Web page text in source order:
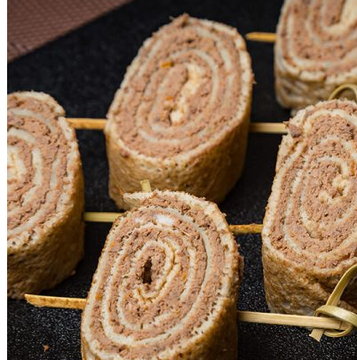
Готовые предложения на 1 персону
Салаты в тарталетках и в шоте
Коктейльные закуски (канапе)
Бутерброды
Рулетики закусочные
Профитроли, волованы, киши
Банкетные блюда
Горячие закуски
Закуски к пиву
Вторые блюда из мяса, птицы и овощей
Вторые блюда из рыбы
Мини Выпечка
Пицца